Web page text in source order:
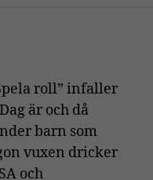
roll” infaller
är och då
barn som
vuxen dricker
och